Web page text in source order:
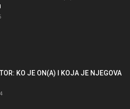
KO JE ON(A) I KOJA JE NJEGOVA